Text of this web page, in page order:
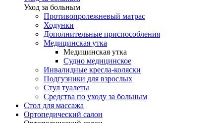
Уход за больным
Противопролежневый матрас
Ходунки
Дополнительные приспособления
Медицинская утка
Медицинская утка
Судно медицинское
Инвалидные кресла-коляски
Подгузники для взрослых
Стул туалеты
Средства по уходу за больным
Cтол для массажа
Ортопедический салон